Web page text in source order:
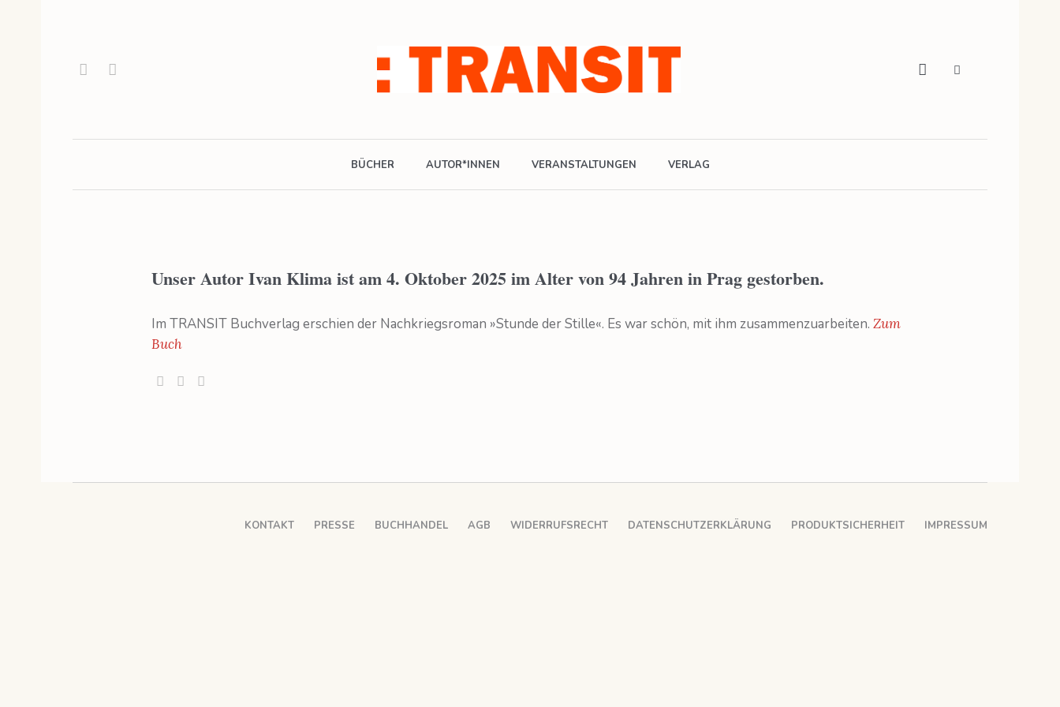
BÜCHER AUTOR*INNEN VERANSTALTUNGEN VERLAG
Unser Autor Ivan Klima ist am 4. Oktober 2025 im Alter von 94 Jahren in Prag gestorben.
Im TRANSIT Buchverlag erschien der Nachkriegsroman »Stunde der Stille«. Es war schön, mit ihm zusammenzuarbeiten. Zum
Buch
KONTAKT PRESSE BUCHHANDEL AGB WIDERRUFSRECHT DATENSCHUTZERKLÄRUNG PRODUKTSICHERHEIT IMPRESSUM